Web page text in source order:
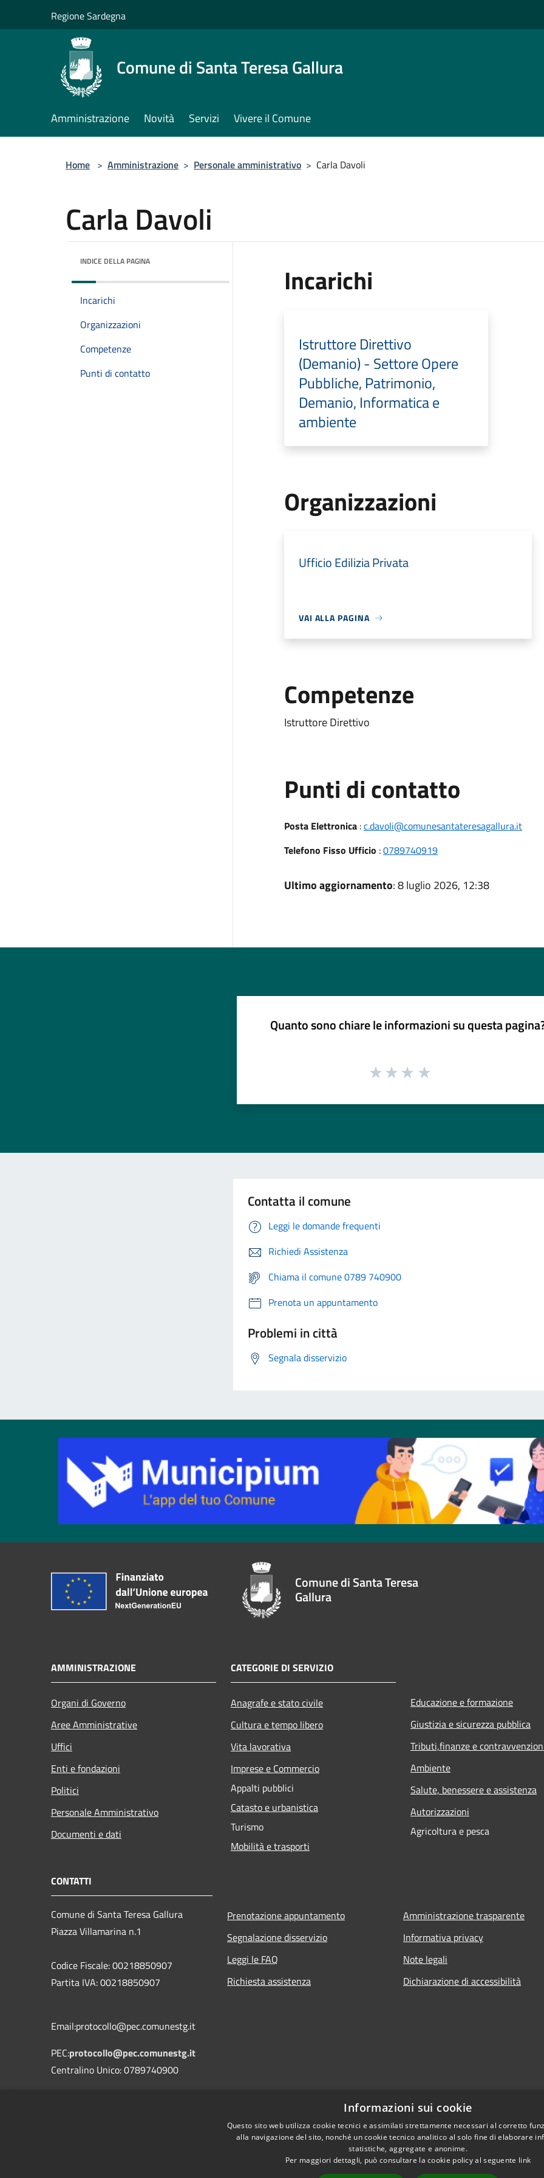
Regione Sardegna
Comune di Santa Teresa Gallura
Amministrazione Novità Servizi Vivere il Comune
Home > Amministrazione > Personale amministrativo > Carla Davoli
Carla Davoli
INDICE DELLA PAGINA
Incarichi
Organizzazioni
Competenze
Punti di contatto
Incarichi
Istruttore Direttivo
(Demanio) - Settore Opere
Pubbliche, Patrimonio,
Demanio, Informatica e
ambiente
Organizzazioni
Ufficio Edilizia Privata
VAI ALLA PAGINA
Competenze
Istruttore Direttivo
Punti di contatto
Posta Elettronica:c.davoli@comunesantateresagallura.it
Telefono Fisso Ufficio :0789740919
Ultimo aggiornamento: 8 luglio 2026, 12:38
Quanto sono chiare le informazioni su questa
Contatta il comune
Leggi le domande frequenti
Richiedi Assistenza
Chiama il comune 0789 740900
Prenota un appuntamento
Problemi in città
Segnala disservizio
Comune di Santa Teresa
Gallura
AMMINISTRAZIONE
Organi di Governo
Aree Amministrative
Uffici
Enti e fondazioni
Politici
Personale Amministrativo
Documenti e dati
CATEGORIE DI SERVIZIO
Anagrafe e stato civile
Cultura e tempo libero
Vita lavorativa
Imprese e Commercio
Appalti pubblici
Catasto e urbanistica
Turismo
Mobilità e trasporti
Educazione e formazione
Giustizia e sicurezza pubblica
Tributi,finanze e
Ambiente
Salute, benessere e assistenza
Autorizzazioni
Agricoltura e pesca
CONTATTI
Comune di Santa Teresa Gallura
Piazza Villamarina n.1
Codice Fiscale: 00218850907
Partita IVA: 00218850907
Email:protocollo@pec.comunestg.it
PEC:protocollo@pec.comunestg.it
Centralino Unico: 0789740900
Prenotazione appuntamento
Segnalazione disservizio
Leggi le FAQ
Richiesta assistenza
Amministrazione trasparente
Informativa privacy
Note legali
Dichiarazione di accessibilità
Informazioni sui cookie
Questo sito web utilizza cookie tecnici e assimilati strettamente necessari al corretto
alla navigazione del sito, nonché un cookie tecnico analitico al solo fine di elaborare
statistiche, aggregate e anonime.
Per maggiori dettagli, può consultare la cookie policy al seguente link